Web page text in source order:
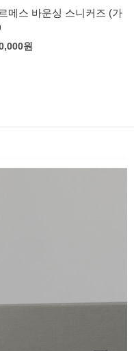
메스 바운싱 스니커즈 (가
원